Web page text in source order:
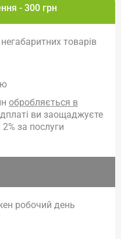
- 300 грн
товарів
обробляється в
ви заощаджуєте
за послуги
робочий день